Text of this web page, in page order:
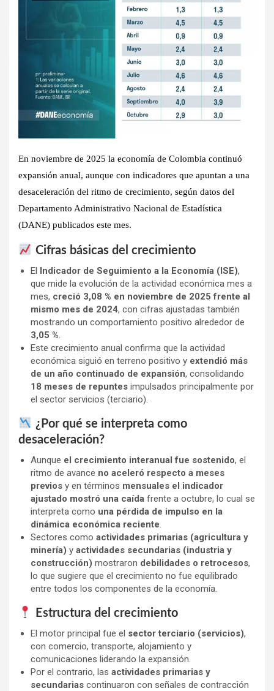
En noviembre de 2025 la economía de Colombia continuó
expansión anual, aunque con indicadores que apuntan a una
desaceleración del ritmo de crecimiento, según datos del
Departamento Administrativo Nacional de Estadística
(DANE) publicados este mes.
Cifras básicas del crecimiento
El Indicador de Seguimiento a la Economía (ISE),
que mide la evolución de la actividad económica mes a
mes, creció 3,08 % en noviembre de 2025 frente al
mismo mes de 2024, con cifras ajustadas también
mostrando un comportamiento positivo alrededor de
3,05 %.
Este crecimiento anual confirma que la actividad
económica siguió en terreno positivo y extendió más
de un año continuado de expansión, consolidando
18 meses de repuntes impulsados principalmente por
el sector servicios (terciario).
¿Por qué se interpreta como
desaceleración?
Aunque el crecimiento interanual fue sostenido, el
ritmo de avance no aceleró respecto a meses
previos y en términos mensuales el indicador
ajustado mostró una caída frente a octubre, lo cual se
interpreta como una pérdida de impulso en la
dinámica económica reciente.
Sectores como actividades primarias (agricultura y
minería) y actividades secundarias (industria y
construcción) mostraron debilidades o retrocesos,
lo que sugiere que el crecimiento no fue equilibrado
entre todos los componentes de la economía.
Estructura del crecimiento
El motor principal fue el sector terciario (servicios),
con comercio, transporte, alojamiento y
comunicaciones liderando la expansión.
Por el contrario, las actividades primarias y
secundarias continuaron con señales de contracción